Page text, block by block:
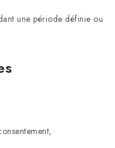
une période définie ou